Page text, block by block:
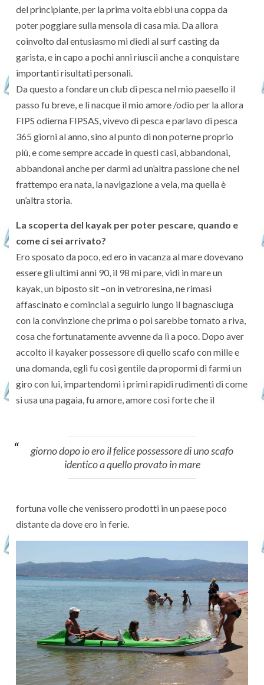
del principiante, per la prima volta ebbi una coppa da
poter poggiare sulla mensola di casa mia. Da allora
coinvolto dal entusiasmo mi diedi al surf casting da
garista, e in capo a pochi anni riuscii anche a conquistare
importanti risultati personali.
Da questo a fondare un club di pesca nel mio paesello il
passo fu breve, e lì nacque il mio amore /odio per la allora
FIPS odierna FIPSAS, vivevo di pesca e parlavo di pesca
365 giorni al anno, sino al punto di non poterne proprio
più, e come sempre accade in questi casi, abbandonai,
abbandonai anche per darmi ad un’altra passione che nel
frattempo era nata, la navigazione a vela, ma quella è
un’altra storia.
La scoperta del kayak per poter pescare, quando e
come ci sei arrivato?
Ero sposato da poco, ed ero in vacanza al mare dovevano
essere gli ultimi anni 90, il 98 mi pare, vidi in mare un
kayak, un biposto sit –on in vetroresina, ne rimasi
affascinato e cominciai a seguirlo lungo il bagnasciuga
con la convinzione che prima o poi sarebbe tornato a riva,
cosa che fortunatamente avvenne da lì a poco. Dopo aver
accolto il kayaker possessore di quello scafo con mille e
una domanda, egli fu così gentile da propormi di farmi un
giro con lui, impartendomi i primi rapidi rudimenti di come
si usa una pagaia, fu amore, amore così forte che il
giorno dopo io ero il felice possessore di uno scafo
identico a quello provato in mare
fortuna volle che venissero prodotti in un paese poco
distante da dove ero in ferie.